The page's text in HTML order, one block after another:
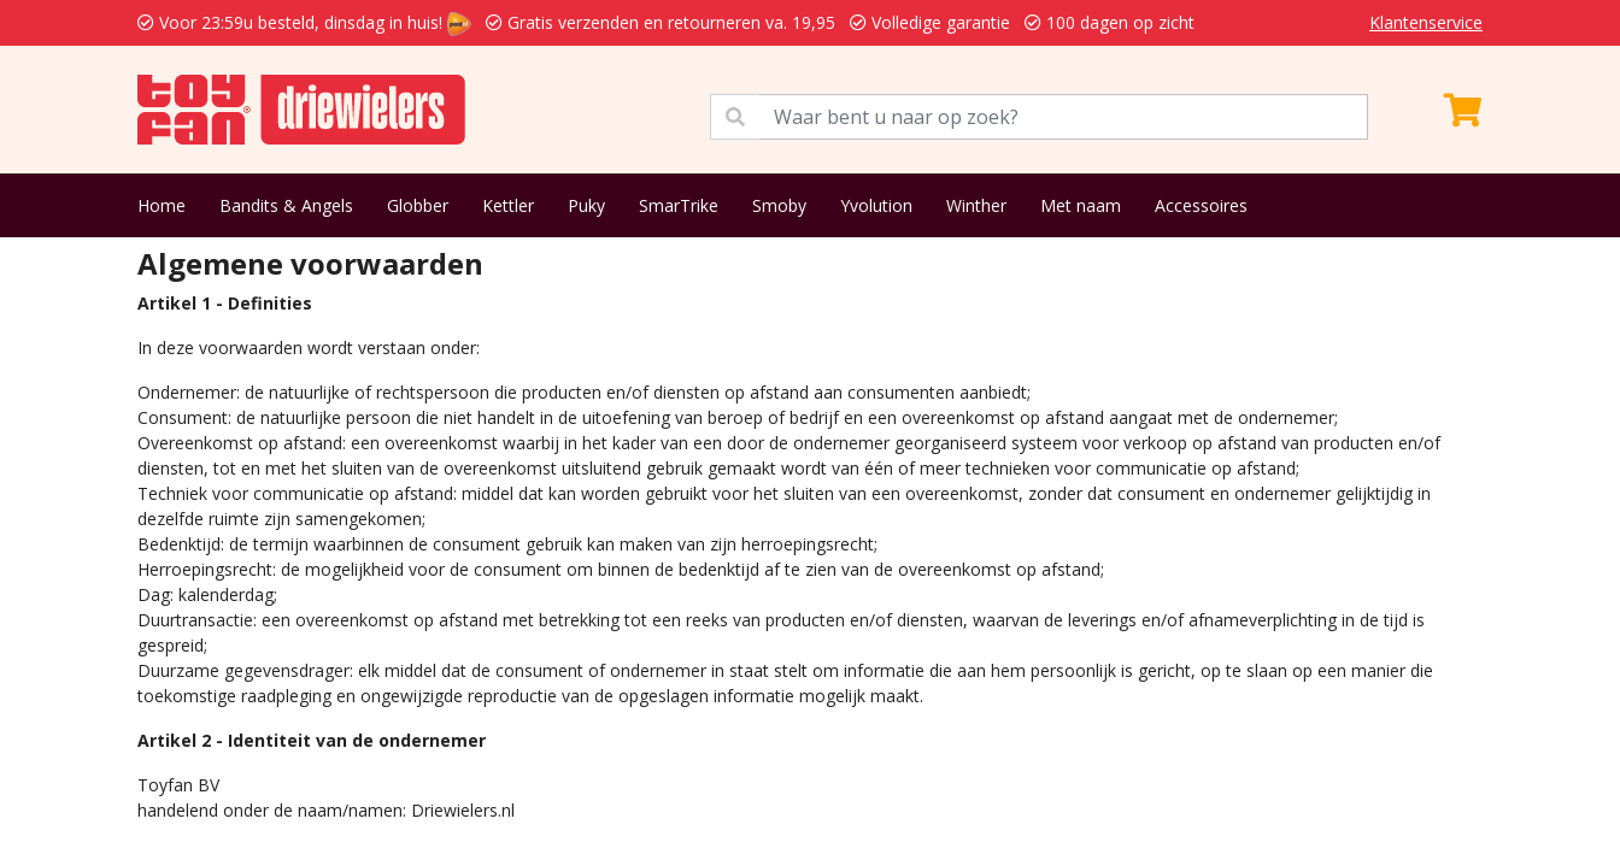
Voor 23:59u besteld, dinsdag in huis! Gratis verzenden en retourneren va. 19,95 Volledige garantie 100 dagen op zicht Klantenservice
Home Bandits & Angels Globber Kettler Puky SmarTrike Smoby Yvolution Winther Met naam Accessoires
Algemene voorwaarden
Artikel 1 - Definities
In deze voorwaarden wordt verstaan onder:
Ondernemer: de natuurlijke of rechtspersoon die producten en/of diensten op afstand aan consumenten aanbiedt;
Consument: de natuurlijke persoon die niet handelt in de uitoefening van beroep of bedrijf en een overeenkomst op afstand aangaat met de ondernemer;
Overeenkomst op afstand: een overeenkomst waarbij in het kader van een door de ondernemer georganiseerd systeem voor verkoop op afstand van producten en/of
diensten, tot en met het sluiten van de overeenkomst uitsluitend gebruik gemaakt wordt van één of meer technieken voor communicatie op afstand;
Techniek voor communicatie op afstand: middel dat kan worden gebruikt voor het sluiten van een overeenkomst, zonder dat consument en ondernemer gelijktijdig in
dezelfde ruimte zijn samengekomen;
Bedenktijd: de termijn waarbinnen de consument gebruik kan maken van zijn herroepingsrecht;
Herroepingsrecht: de mogelijkheid voor de consument om binnen de bedenktijd af te zien van de overeenkomst op afstand;
Dag: kalenderdag;
Duurtransactie: een overeenkomst op afstand met betrekking tot een reeks van producten en/of diensten, waarvan de leverings en/of afnameverplichting in de tijd is
gespreid;
Duurzame gegevensdrager: elk middel dat de consument of ondernemer in staat stelt om informatie die aan hem persoonlijk is gericht, op te slaan op een manier die
toekomstige raadpleging en ongewijzigde reproductie van de opgeslagen informatie mogelijk maakt.
Artikel 2 - Identiteit van de ondernemer
Toyfan BV
handelend onder de naam/namen: Driewielers.nl